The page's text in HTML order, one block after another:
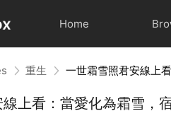
Home
重生
上看：當愛化為霜雪，